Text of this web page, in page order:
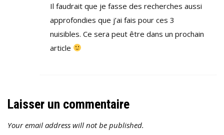
Il faudrait que je fasse des recherches aussi
approfondies que j’ai fais pour ces 3
nuisibles. Ce sera peut être dans un prochain
article
Laisser un commentaire
Your email address will not be published.